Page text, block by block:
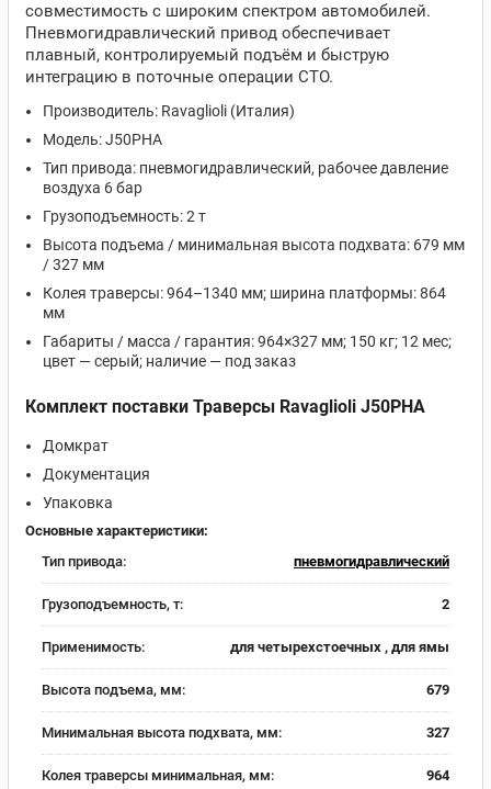
совместимость с широким спектром автомобилей.
Пневмогидравлический привод обеспечивает
плавный, контролируемый подъём и быструю
интеграцию в поточные операции СТО.
Производитель: Ravaglioli (Италия)
Модель: J50PHA
Тип привода: пневмогидравлический, рабочее давление
воздуха 6 бар
Грузоподъемность: 2 т
Высота подъема / минимальная высота подхвата: 679 мм
/ 327 мм
Колея траверсы: 964–1340 мм; ширина платформы: 864
мм
Габариты / масса / гарантия: 964×327 мм; 150 кг; 12 мес;
цвет — серый; наличие — под заказ
Комплект поставки Траверсы Ravaglioli J50PHA
Домкрат
Документация
Упаковка
Основные характеристики:
Тип привода:
пневмогидравлический
Грузоподъемность, т: 2
Применимость: для четырехстоечных , для ямы
Высота подъема, мм: 679
Минимальная высота подхвата, мм: 327
Колея траверсы минимальная, мм: 964